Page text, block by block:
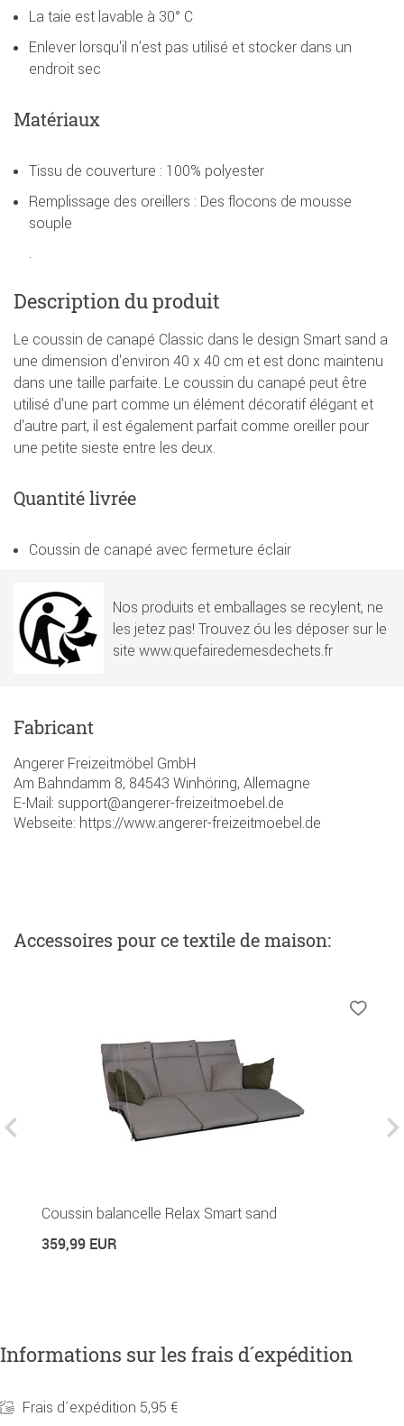
La taie est lavable à 30° C
Enlever lorsqu'il n'est pas utilisé et stocker dans un
endroit sec
Matériaux
Tissu de couverture : 100% polyester
Remplissage des oreillers : Des flocons de mousse
souple
.
Description du produit
Le coussin de canapé Classic dans le design Smart sand a
une dimension d'environ 40 x 40 cm et est donc maintenu
dans une taille parfaite. Le coussin du canapé peut être
utilisé d'une part comme un élément décoratif élégant et
d'autre part, il est également parfait comme oreiller pour
une petite sieste entre les deux.
Quantité livrée
Coussin de canapé avec fermeture éclair
Nos produits et emballages se recylent, ne
les jetez pas! Trouvez óu les déposer sur le
site www.quefairedemesdechets.fr
Fabricant
Angerer Freizeitmöbel GmbH
Am Bahndamm 8, 84543 Winhöring, Allemagne
E-Mail: support@angerer-freizeitmoebel.de
Webseite: https://www.angerer-freizeitmoebel.de
Accessoires pour ce textile de maison:
Coussin balancelle Relax Smart sand
359,99 EUR
Informations sur les frais d´expédition
Frais d´expédition 5,95 €